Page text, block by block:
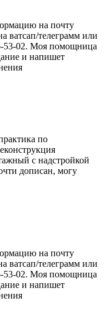
на почту
ватсап/телеграмм или
53-02. Моя помощница
и напишет
по
с надстройкой
дописан, могу
на почту
ватсап/телеграмм или
53-02. Моя помощница
и напишет